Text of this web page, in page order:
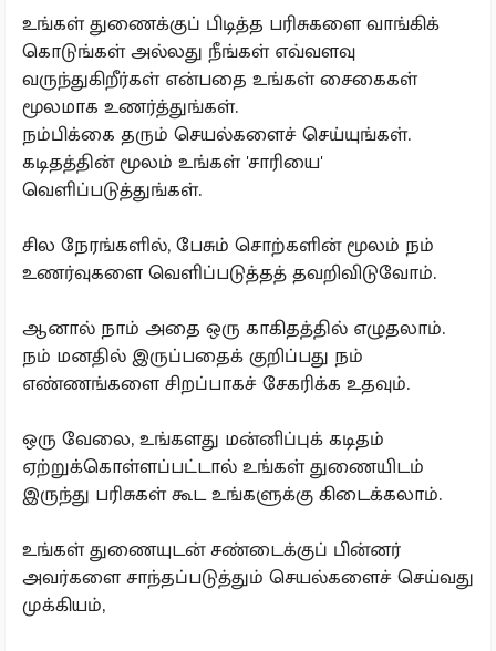
உங்கள் துணைக்குப் பிடித்த பரிசுகளை வாங்கிக்
கொடுங்கள் அல்லது நீங்கள் எவ்வளவு
வருந்துகிறீர்கள் என்பதை உங்கள் சைகைகள்
மூலமாக உணர்த்துங்கள்.
நம்பிக்கை தரும் செயல்களைச் செய்யுங்கள்.
கடிதத்தின் மூலம் உங்கள் 'சாரியை'
வெளிப்படுத்துங்கள்.
சில நேரங்களில், பேசும் சொற்களின் மூலம் நம்
உணர்வுகளை வெளிப்படுத்தத் தவறிவிடுவோம்.
ஆனால் நாம் அதை ஒரு காகிதத்தில் எழுதலாம்.
நம் மனதில் இருப்பதைக் குறிப்பது நம்
எண்ணங்களை சிறப்பாகச் சேகரிக்க உதவும்.
ஒரு வேலை, உங்களது மன்னிப்புக் கடிதம்
ஏற்றுக்கொள்ளப்பட்டால் உங்கள் துணையிடம்
இருந்து பரிசுகள் கூட உங்களுக்கு கிடைக்கலாம்.
உங்கள் துணையுடன் சண்டைக்குப் பின்னர்
அவர்களை சாந்தப்படுத்தும் செயல்களைச் செய்வது
முக்கியம்,